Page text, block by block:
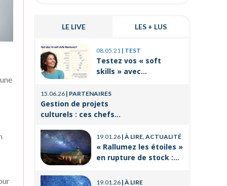
LE LIVE LES + LUS
08.05.21 | TEST
Testez vos « soft
skills » avec
15.06.26 | PARTENAIRES
Gestion de projets
culturels : ces chefs
qui font vivre la culture
19.01.26 | À LIRE, ACTUALITÉ
« Rallumez les étoiles »
en rupture de stock :
d’Emeric Lebreton dès
19.01.26 | À LIRE